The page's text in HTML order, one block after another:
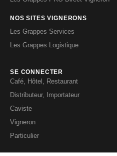
NOS SITES VIGNERONS
Les Grappes Services
Les Grappes Logistique
SE CONNECTER
Café, Hôtel, Restaurant
Distributeur, Importateur
Caviste
Vigneron
Particulier